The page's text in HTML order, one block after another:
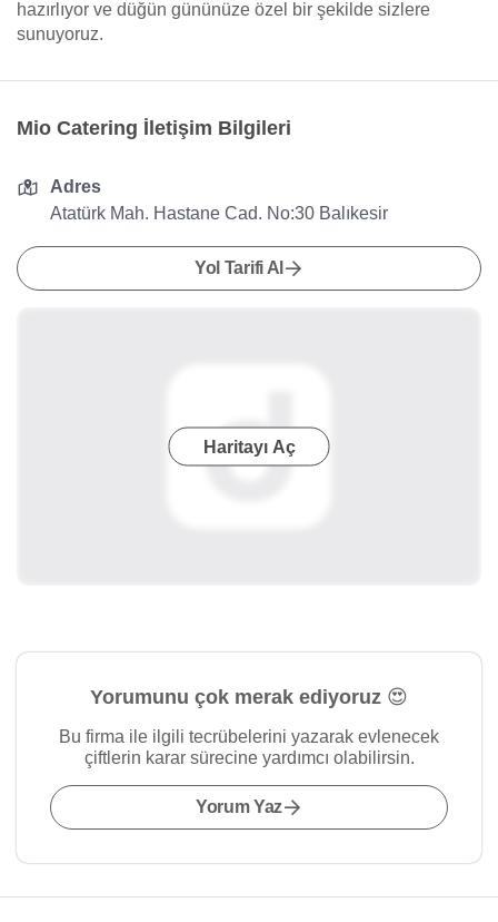
hazırlıyor ve düğün gününüze özel bir şekilde sizlere
sunuyoruz.
Mio Catering İletişim Bilgileri
Adres
Atatürk Mah. Hastane Cad. No:30 Balıkesir
Yol Tarifi Al
Haritayı Aç
Yorumunu çok merak ediyoruz 😍
Bu firma ile ilgili tecrübelerini yazarak evlenecek
çiftlerin karar sürecine yardımcı olabilirsin.
Yorum Yaz